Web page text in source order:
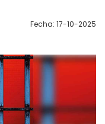
Fecha: 17-10-2025